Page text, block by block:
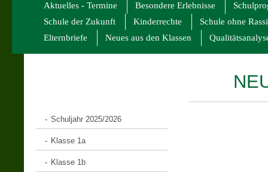
Aktuelles - Termine
Besondere Erlebnisse
Schule der Zukunft
Kinderrechte
Schule ohne
Elternbriefe
Neues aus den Klassen
Schuljahr 2025/2026
Klasse 1a
Klasse 1b